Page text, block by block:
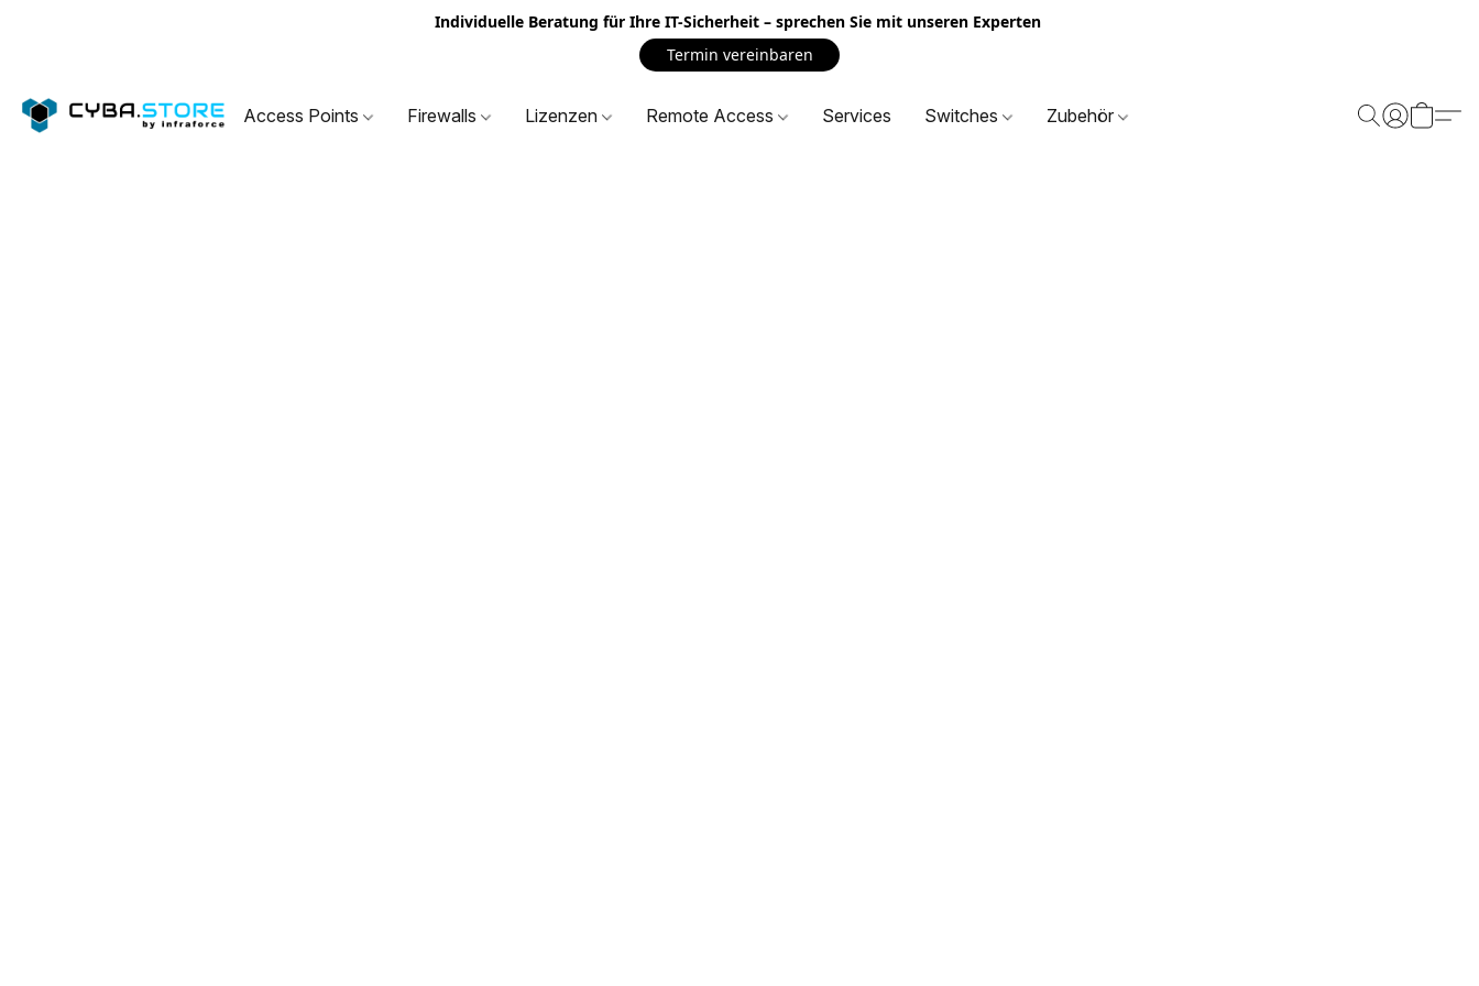
Individuelle Beratung für Ihre IT-Sicherheit – sprechen Sie mit unseren Experten
Termin vereinbaren
Access Points Firewalls Lizenzen Remote Access Services Switches Zubehör